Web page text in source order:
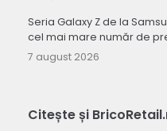
Seria Galaxy Z de la
cel mai mare număr de
7 august 2026
Citește și